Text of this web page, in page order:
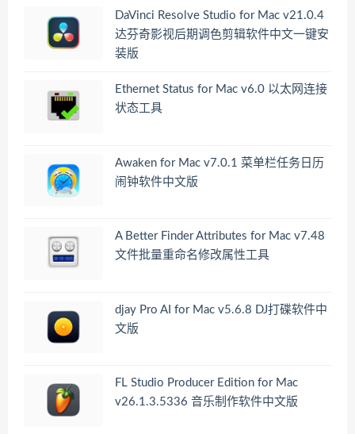
DaVinci Resolve Studio for Mac v21.0.4
达芬奇影视后期调色剪辑软件中文一键安
装版
Ethernet Status for Mac v6.0 以太网连接
状态工具
Awaken for Mac v7.0.1 菜单栏任务日历
闹钟软件中文版
A Better Finder Attributes for Mac v7.48
文件批量重命名修改属性工具
djay Pro AI for Mac v5.6.8 DJ打碟软件中
文版
FL Studio Producer Edition for Mac
v26.1.3.5336 音乐制作软件中文版